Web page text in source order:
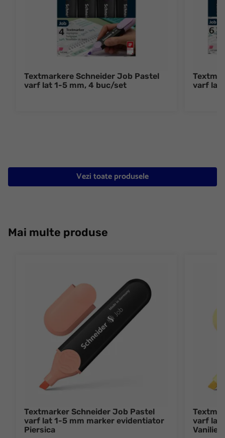
Textmarkere Schneider Job Pastel
varf lat 1-5 mm, 4 buc/set
varf lat
Vezi toate produsele
Mai multe produse
Textmarker Schneider Job Pastel
varf lat 1-5 mm marker evidentiator
Piersica
varf lat
Vanilie